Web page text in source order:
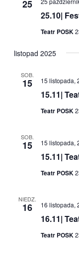
25
25.10|
Teatr POSK
listopad 2025
SOB.
15
15.11|
15 listopada,
Teatr POSK
SOB.
15
15.11|
15 listopada,
Teatr POSK
NIEDZ.
16
16.11|
16 listopada,
Teatr POSK